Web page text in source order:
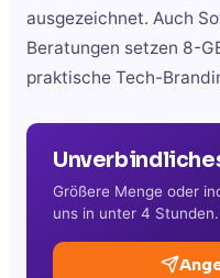
ausgezeichnet. Auch
Beratungen setzen 8-
praktische Tech-
Größere Menge oder
uns in unter 4 Stunden.